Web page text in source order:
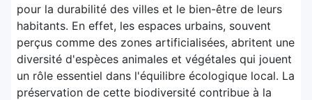
pour la durabilité des villes et le bien-être de leurs
habitants. En effet, les espaces urbains, souvent
perçus comme des zones artificialisées, abritent une
diversité d'espèces animales et végétales qui jouent
un rôle essentiel dans l'équilibre écologique local. La
préservation de cette biodiversité contribue à la